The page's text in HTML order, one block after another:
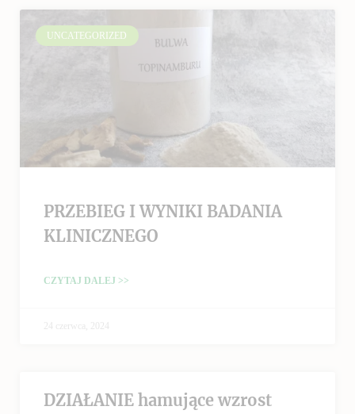
UNCATEGORIZED
PRZEBIEG I WYNIKI BADANIA
KLINICZNEGO
CZYTAJ DALEJ >>
24 czerwca, 2024
DZIAŁANIE hamujące wzrost